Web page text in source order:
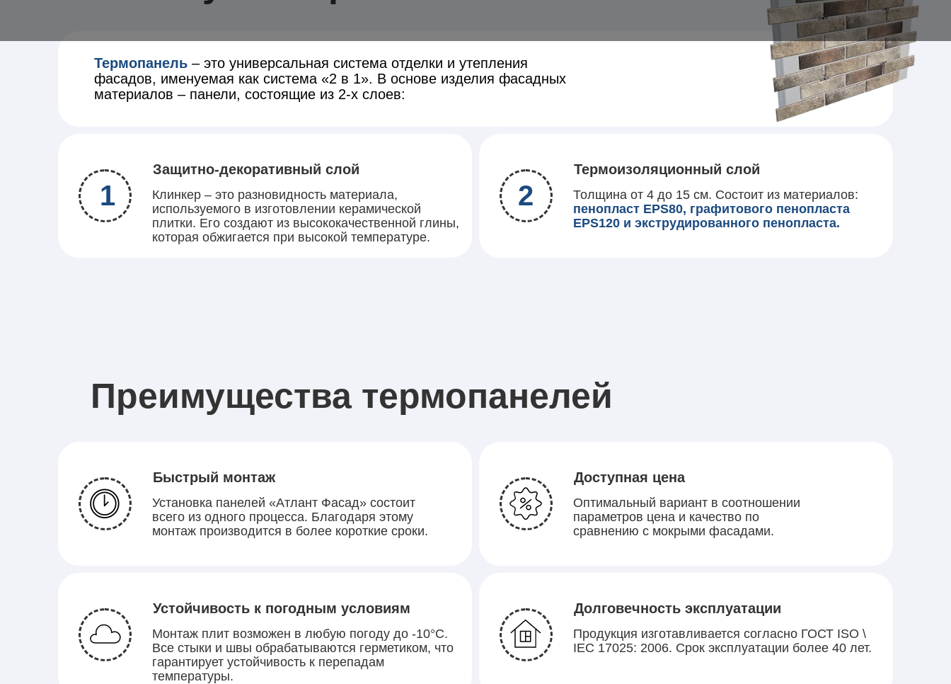
Термоизоляционный слой
2
Толщина от 4 до 15 см. Состоит из материалов:
пенопласт EPS80, графитового пенопласта
EPS120 и экструдированного пенопласта.
Защитно-декоративный слой
1
Клинкер – это разновидность материала,
используемого в изготовлении керамической
плитки. Его создают из высококачественной глины,
которая обжигается при высокой температуре.
Термопанель – это универсальная система отделки и утепления
фасадов, именуемая как система «2 в 1». В основе изделия фасадных
материалов – панели, состоящие из 2-х слоев:
Быстрый монтаж
Установка панелей «Атлант Фасад» состоит
всего из одного процесса. Благодаря этому
монтаж производится в более короткие сроки.
Долговечность эксплуатации
Продукция изготавливается согласно ГОСТ ISO \
IEC 17025: 2006. Срок эксплуатации более 40 лет.
Доступная цена
Оптимальный вариант в соотношении
параметров цена и качество по
сравнению с мокрыми фасадами.
Устойчивость к погодным условиям
Монтаж плит возможен в любую погоду до -10°C.
Все стыки и швы обрабатываются герметиком, что
гарантирует устойчивость к перепадам
температуры.
Преимущества термопанелей